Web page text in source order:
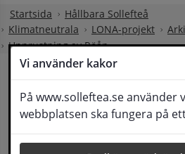
Vi använder kakor
På www.solleftea.se använder
webbplatsen ska fungera på
Startsida
Hållbara Sollefteå
Klimatneutrala
LONA-projekt
Upprustning av Röån
Upprustning av Röån
Sollefteå kommun har